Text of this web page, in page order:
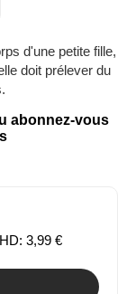
d'une petite fille,
doit prélever du
abonnez-vous
3,99 €